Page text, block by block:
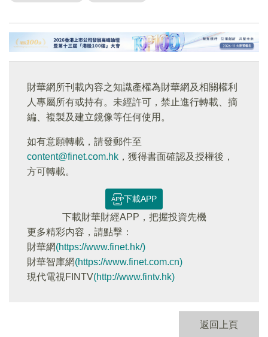
財華網所刊載內容之知識產權為財華網及相關權利
人專屬所有或持有。未經許可，禁止進行轉載、摘
編、複製及建立鏡像等任何使用。
如有意願轉載，請發郵件至
content@finet.com.hk ，獲得書面確認及授權後，
方可轉載。
下載APP
下載財華財經APP，把握投資先機
更多精彩内容，請點擊：
財華網(https://www.finet.hk/)
財華智庫網(https://www.finet.com.cn)
現代電視FINTV(http://www.fintv.hk)
返回上頁